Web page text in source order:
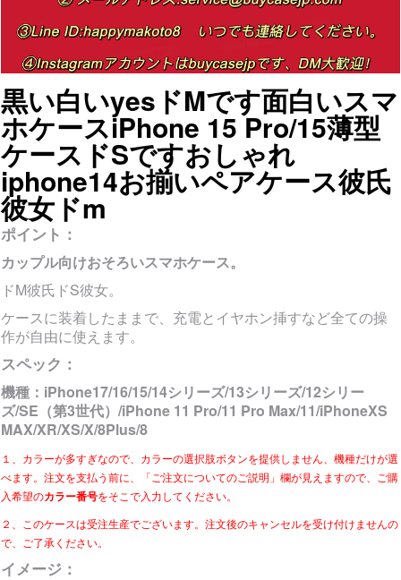
黒い白いyesドMです面白いスマ
ホケースiPhone 15 Pro/15薄型
ケースドSですおしゃれ
iphone14お揃いペアケース彼氏
彼女ドm
ポイント：
カップル向けおそろいスマホケース。
ドM彼氏ドS彼女。
ケースに装着したままで、充電とイヤホン挿すなど全ての操
作が自由に使えます。
スペック：
機種： iPhone17/16/15/14シリーズ/13シリーズ/12シリー
ズ/SE（第3世代）/iPhone 11 Pro/11 Pro Max/11/iPhoneXS
MAX/XR/XS/X/8Plus/8
１、カラーが多すぎなので、カラーの選択肢ボタンを提供しません、機種だけが選
べます。注文を支払う前に、「ご注文についてのご説明」欄が見えますので、ご購
入希望のカラー番号をそこで入力してください。
２、このケースは受注生産でございます。注文後のキャンセルを受け付けませんの
で、ご了承ください。
イメージ：